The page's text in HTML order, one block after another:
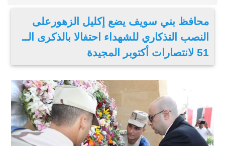
محافظ بني سويف يضع إكليل الزهورعلى
النصب التذكاري للشهداء احتفالا بالذكرى الــ
51 لانتصارات أكتوبر المجيدة